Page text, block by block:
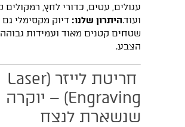
עגולים, עטים, כדורי לחץ, רמקולים
ועוד.היתרון שלנו: דיוק מקסימלי
שטחים קטנים מאוד ועמידות
הצבע.
חריטת לייזר (Laser
Engraving) – יוקרה
שנשארת לנצח